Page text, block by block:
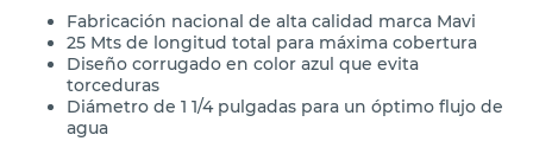
Fabricación nacional de alta calidad marca Mavi
25 Mts de longitud total para máxima cobertura
Diseño corrugado en color azul que evita
torceduras
Diámetro de 1 1/4 pulgadas para un óptimo flujo de
agua